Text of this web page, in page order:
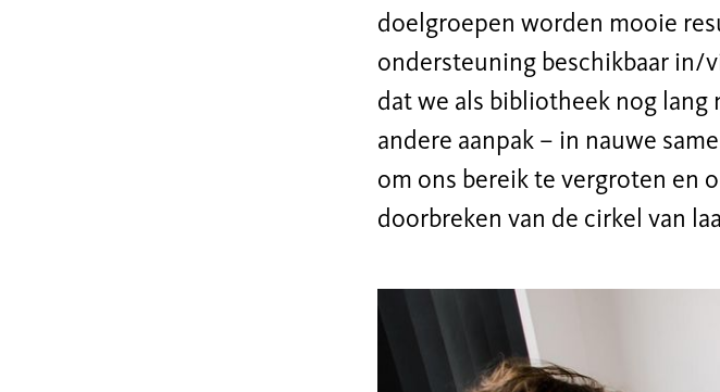
doelgroepen worden mooie
ondersteuning beschikbaar in/
dat we als bibliotheek nog lang
andere aanpak – in nauwe
om ons bereik te vergroten en
doorbreken van de cirkel van